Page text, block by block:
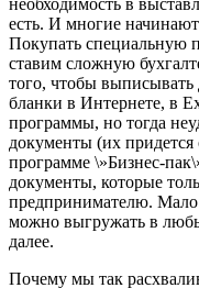
есть. И многие
Покупать специальную
ставим сложную
того, чтобы
бланки в Интернете, в
программы, но тогда
документы (их
программе \»Бизнес-
документы, которые
предпринимателю.
можно выгружать в
далее.
Почему мы так